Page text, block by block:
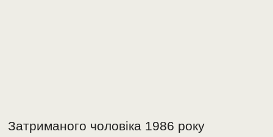
Затриманого чоловіка 1986 року